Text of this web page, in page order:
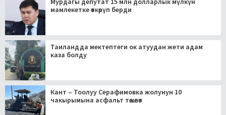
мамлекетке өткөрүп берди
Таиландда мектептеги ок атуудан жети адам
каза болду
Кант – Тоолуу Серафимовка жолунун 10
чакырымына асфальт төшөлөт